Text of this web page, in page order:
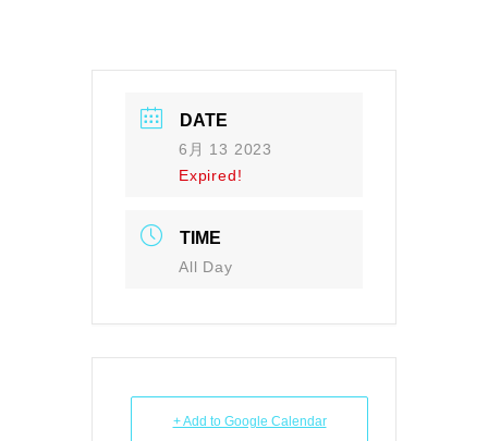
DATE
6月 13 2023
Expired!
TIME
All Day
+ Add to Google Calendar